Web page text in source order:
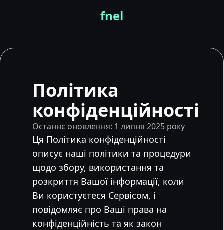
fnel
Політика
конфіденційності
Останнє оновлення: 1 липня 2025 року
Ця Політика конфіденційності
описує наші політики та процедури
щодо збору, використання та
розкриття Вашої інформації, коли
Ви користуєтеся Сервісом, і
повідомляє про Ваші права на
конфіденційність та як закон